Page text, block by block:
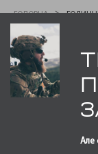
ГОЛОВНА
Показано один
Але